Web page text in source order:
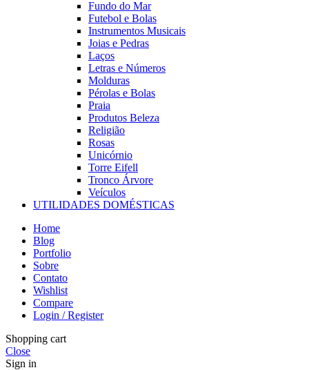
Fundo do Mar
Futebol e Bolas
Instrumentos Musicais
Joias e Pedras
Laços
Letras e Números
Molduras
Pérolas e Bolas
Praia
Produtos Beleza
Religião
Rosas
Unicórnio
Torre Eifell
Tronco Árvore
Veículos
UTILIDADES DOMÉSTICAS
Home
Blog
Portfolio
Sobre
Contato
Wishlist
Compare
Login / Register
Shopping cart
Close
Sign in